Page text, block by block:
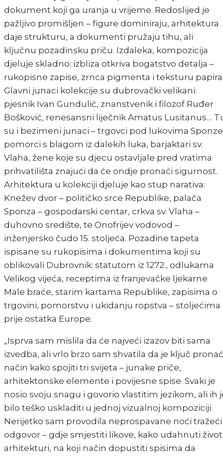
dokument koji ga uranja u vrijeme. Redoslijed je
pažljivo promišljen – figure dominiraju, arhitektura
daje strukturu, a dokumenti pružaju tihu, ali
ključnu pozadinsku priču. Izdaleka, kompozicija
djeluje skladno; izbliza otkriva bogatstvo detalja –
rukopisne zapise, zrnca pigmenta i teksturu
Glavni junaci kolekcije su dubrovački velikani:
pjesnik Ivan Gundulić, znanstvenik i filozof Ruđer
Bošković, renesansni liječnik Amatus Lusitanus…
su i bezimeni junaci – trgovci pod lukovima
pomorci s blagom iz dalekih luka, barjaktari sv.
Vlaha, žene koje su djecu ostavljale pred vratima
prihvatilišta znajući da će ondje pronaći sigurnost.
Arhitektura u kolekciji djeluje kao stup narativa:
Knežev dvor – političko srce Republike, palača
Sponza – gospodarski centar, crkva sv. Vlaha –
duhovno središte, te Onofrijev vodovod –
inženjersko čudo 15. stoljeća. Pozadine tapeta
ispisane su rukopisima i dokumentima koji su
oblikovali Dubrovnik: statutom iz 1272., odlukama
Velikog vijeća, receptima iz franjevačke ljekarne
Male braće, starim kartama Republike, zapisima o
trgovini, pomorstvu i ukidanju ropstva – stoljećima
prije ostatka Europe.
„Isprva sam mislila da će najveći izazov biti sama
izvedba, ali vrlo brzo sam shvatila da je ključ
način kako spojiti tri svijeta – junake priče,
arhitektonske elemente i povijesne spise. Svaki je
nosio svoju snagu i govorio vlastitim jezikom, ali ih
bilo teško uskladiti u jednoj vizualnoj kompoziciji.
Nerijetko sam provodila neprospavane noći tražeći
odgovor – gdje smjestiti likove, kako udahnuti život
arhitekturi, na koji način dopustiti spisima da